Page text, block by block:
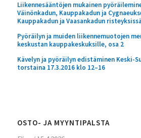
Liikennesääntöjen mukainen
Väinönkadun, Kauppakadun ja
Kauppakadun ja Vaasankadun risteyksissä
Pyöräilyn ja muiden liikennemuotojen
keskustan kauppakeskuksille, osa 2
Kävelyn ja pyöräilyn edistäminen Keski-
torstaina 17.3.2016 klo 12–16
OSTO- JA MYYNTIPALSTA